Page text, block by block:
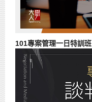
101專案管理一日特訓班